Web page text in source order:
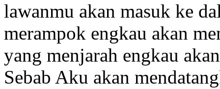
lawanmu akan masuk ke
merampok engkau akan
yang menjarah engkau
Sebab Aku akan